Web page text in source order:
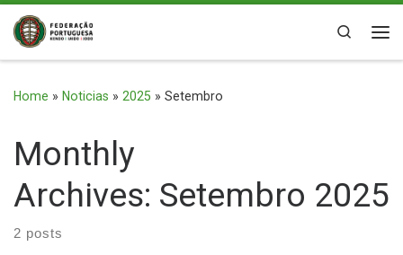
Skip to content
Search
Home » Noticias » 2025 » Setembro
Monthly
Archives: Setembro 2025
2 posts